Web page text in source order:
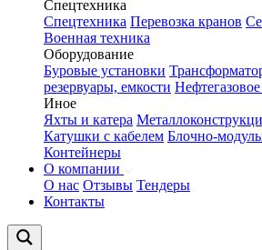
Спецтехника
Спецтехника Перевозка кранов
Военная техника
Оборудование
Буровые установки
резервуары, емкости
Иное
Яхты и катера
Катушки с кабелем Блочно-
Контейнеры
О компании
О нас Отзывы Тендеры
Контакты